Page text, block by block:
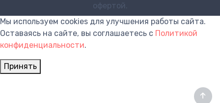
офертой.
Мы используем cookies для улучшения работы сайта.
Оставаясь на сайте, вы соглашаетесь с Политикой
конфиденциальности.
Принять